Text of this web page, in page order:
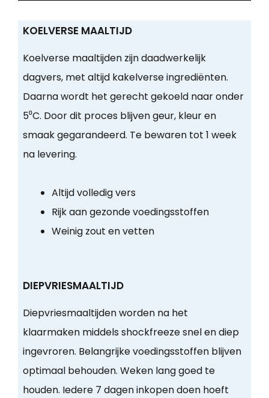
KOELVERSE MAALTIJD
Koelverse maaltijden zijn daadwerkelijk
dagvers, met altijd kakelverse ingrediënten.
Daarna wordt het gerecht gekoeld naar onder
5⁰C. Door dit proces blijven geur, kleur en
smaak gegarandeerd. Te bewaren tot 1 week
na levering.
Altijd volledig vers
Rijk aan gezonde voedingsstoffen
Weinig zout en vetten
DIEPVRIESMAALTIJD
Diepvriesmaaltijden worden na het
klaarmaken middels shockfreeze snel en diep
ingevroren. Belangrijke voedingsstoffen blijven
optimaal behouden. Weken lang goed te
houden. Iedere 7 dagen inkopen doen hoeft